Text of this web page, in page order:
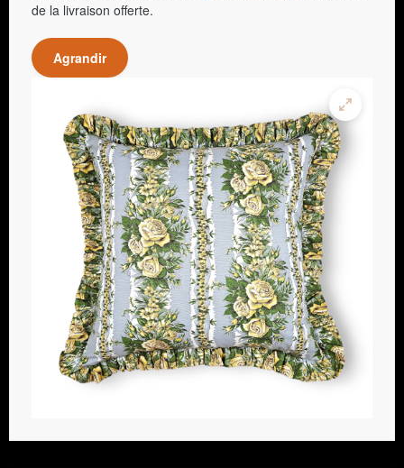
de la livraison offerte.
Agrandir